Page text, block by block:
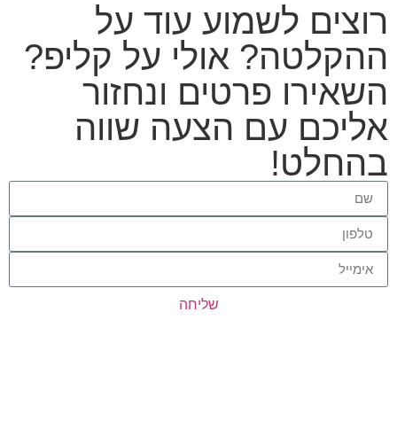
רוצים לשמוע עוד על
ההקלטה? אולי על קליפ?
השאירו פרטים ונחזור
אליכם עם הצעה שווה
בהחלט!
שליחה